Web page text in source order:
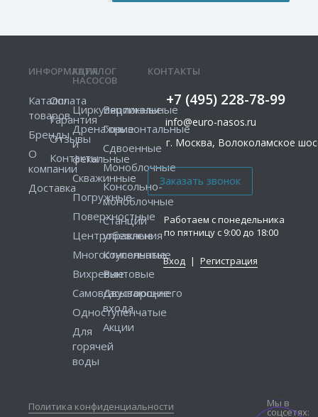
КОНТАКТЫ
+7 (495) 228-78-99
info@euro-nasos.ru
г. Москва, Волоколамское
Работаем с понедельника
по пятницу с 9:00 до 18:00
Вход | Регистрация
ИНФОРМАЦИЯ
Каталог
товаров
Бренды
О
компании
Доставка
Оплата
Гарантия
Отзывы
Контакты
КАТАЛОГ
НАСОСОВ
Циркуляционные
Дренажные
и
фекальные
Скважинные
Погружные
Поверхностные
Центробежные
Многоступенчатые
Вихревые
Самовсасывающие
Одноступенчатые
Для
горячей
воды
Вертикальные
Горизонтальные
Сдвоенные
Моноблочные
Консольно-
моноблочные
Станции
управления
Консольные
Винтовые
Двустороннего
входа
Акции
Политика конфиденциальности Мы в
соцсетях: